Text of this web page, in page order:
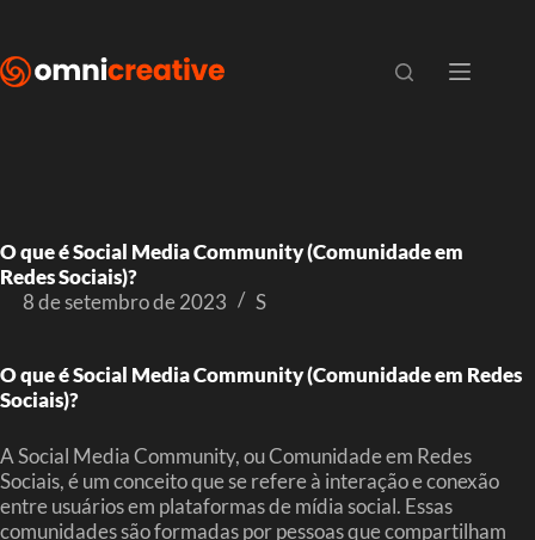
O que é Social Media Community (Comunidade em
Redes Sociais)?
8 de setembro de 2023
S
O que é Social Media Community (Comunidade em Redes
Sociais)?
A Social Media Community, ou Comunidade em Redes
Sociais, é um conceito que se refere à interação e conexão
entre usuários em plataformas de mídia social. Essas
comunidades são formadas por pessoas que compartilham